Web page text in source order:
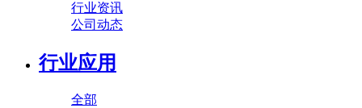
行业资讯
公司动态
行业应用
全部